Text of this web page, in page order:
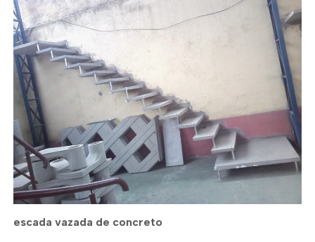
escada vazada de concreto